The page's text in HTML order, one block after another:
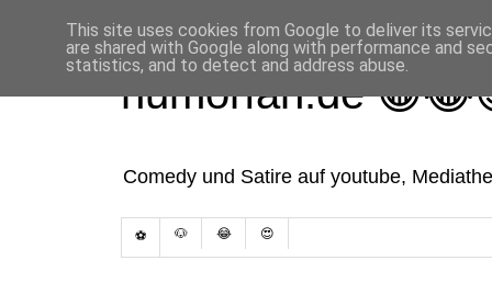
humorfan.de
Comedy und Satire auf youtube,
⚽ 🐶 😂 😍
This site uses cookies from Google to deliver its
are shared with Google along with performance and
statistics, and to detect and address abuse.